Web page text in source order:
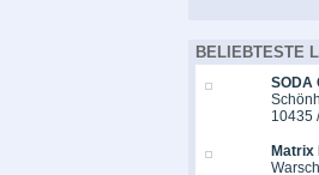
BELIEBTESTE
SODA
10435
Matrix